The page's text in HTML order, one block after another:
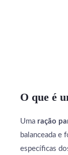
O que é
Uma ração
balanceada e
específicas